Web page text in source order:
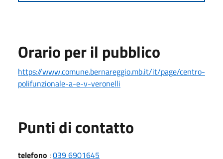
Orario per il pubblico
https://www.comune.bernareggio.mb.it/it/page/centro-
polifunzionale-a-e-v-veronelli
Punti di contatto
telefono :039 6901645